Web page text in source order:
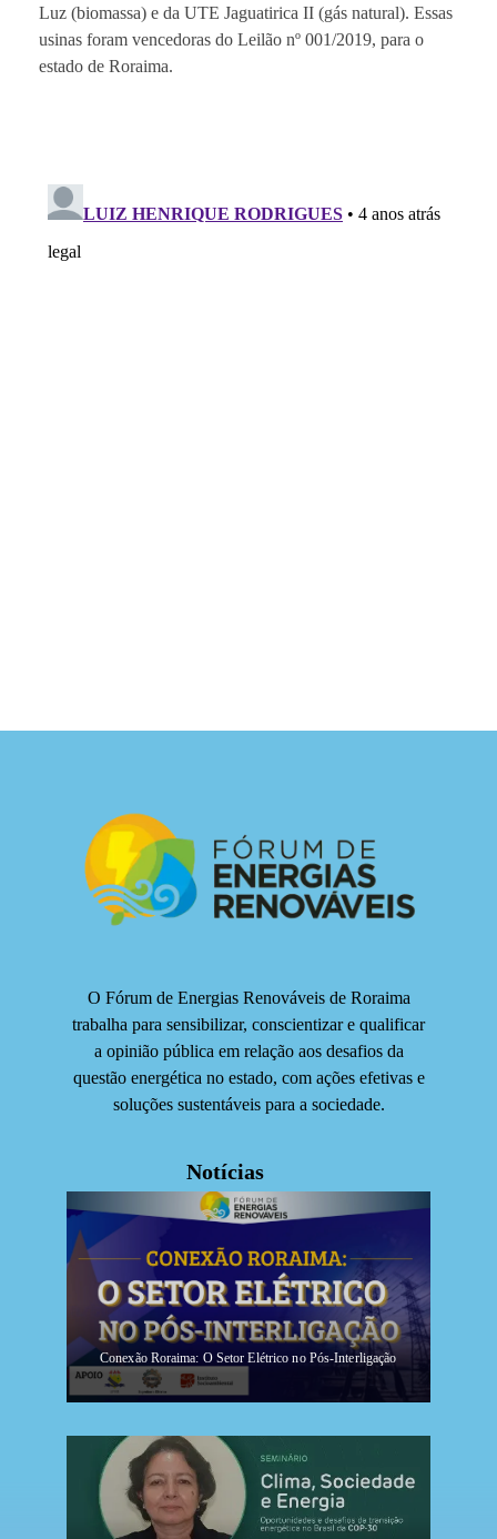
Luz (biomassa) e da UTE Jaguatirica II (gás natural). Essas
usinas foram vencedoras do Leilão nº 001/2019, para o
estado de Roraima.
O Fórum de Energias Renováveis de Roraima
trabalha para sensibilizar, conscientizar e qualificar
a opinião pública em relação aos desafios da
questão energética no estado, com ações efetivas e
soluções sustentáveis para a sociedade.
Notícias
Conexão Roraima: O Setor Elétrico no Pós-Interligação